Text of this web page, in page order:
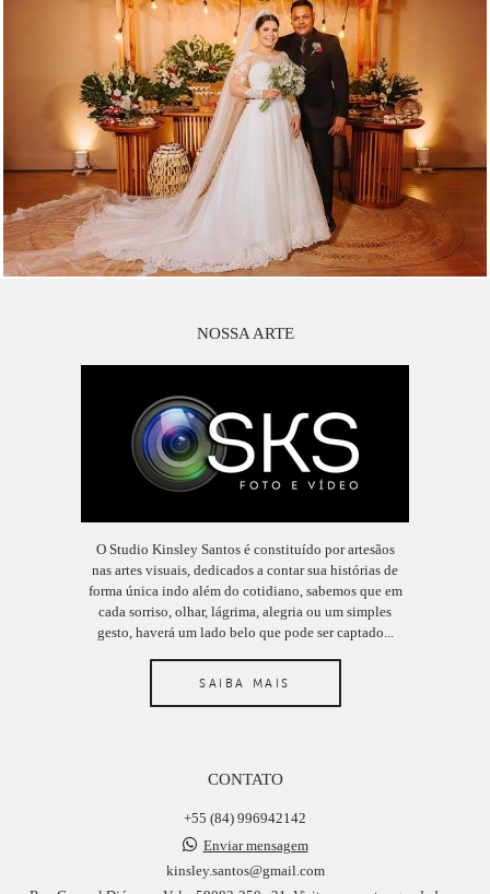
NOSSA ARTE
O Studio Kinsley Santos é constituído por artesãos
nas artes visuais, dedicados a contar sua histórias de
forma única indo além do cotidiano, sabemos que em
cada sorriso, olhar, lágrima, alegria ou um simples
gesto, haverá um lado belo que pode ser captado...
SAIBA MAIS
CONTATO
+55 (84) 996942142
Enviar mensagem
kinsley.santos@gmail.com